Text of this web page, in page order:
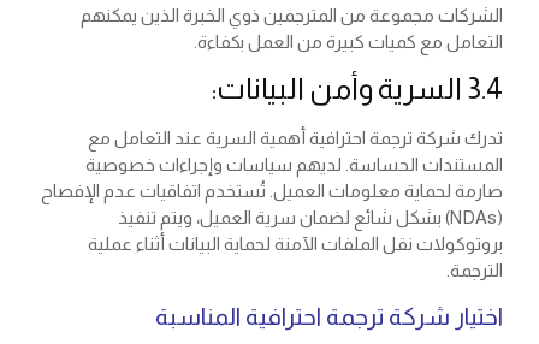
الشركات مجموعة من المترجمين ذوي الخبرة الذين يمكنهم
التعامل مع كميات كبيرة من العمل بكفاءة.
3.4 السرية وأمن البيانات:
تدرك شركة ترجمة احترافية أهمية السرية عند التعامل مع
المستندات الحساسة. لديهم سياسات وإجراءات خصوصية
صارمة لحماية معلومات العميل. تُستخدم اتفاقيات عدم الإفصاح
(NDAs) بشكل شائع لضمان سرية العميل، ويتم تنفيذ
بروتوكولات نقل الملفات الآمنة لحماية البيانات أثناء عملية
الترجمة.
اختيار شركة ترجمة احترافية المناسبة